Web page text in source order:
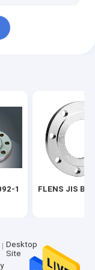
1 FLENS JIS
Desktop
Site